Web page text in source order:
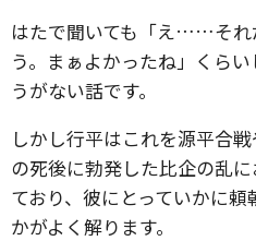
はたで聞いても「え……それ
う。まぁよかったね」くら
うがない話です。
しかし行平はこれを源平合
の死後に勃発した比企の乱
ており、彼にとっていかに
かがよく解ります。